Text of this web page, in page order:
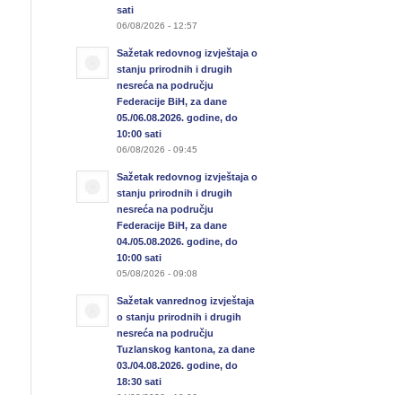
sati
06/08/2026 - 12:57
Sažetak redovnog izvještaja o
stanju prirodnih i drugih
nesreća na području
Federacije BiH, za dane
05./06.08.2026. godine, do
10:00 sati
06/08/2026 - 09:45
Sažetak redovnog izvještaja o
stanju prirodnih i drugih
nesreća na području
Federacije BiH, za dane
04./05.08.2026. godine, do
10:00 sati
05/08/2026 - 09:08
Sažetak vanrednog izvještaja
o stanju prirodnih i drugih
nesreća na području
Tuzlanskog kantona, za dane
03./04.08.2026. godine, do
18:30 sati